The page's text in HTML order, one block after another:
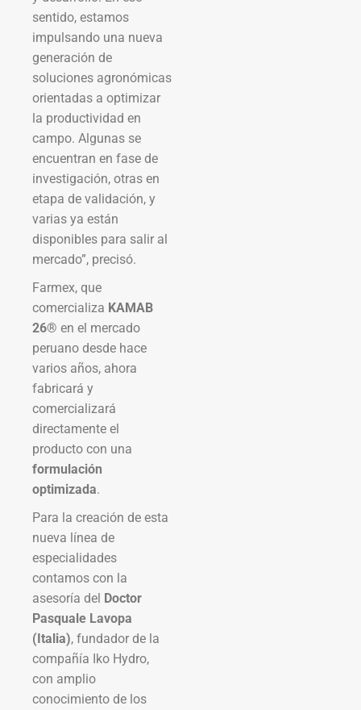
sentido, estamos
impulsando una nueva
generación de
soluciones agronómicas
orientadas a optimizar
la productividad en
campo. Algunas se
encuentran en fase de
investigación, otras en
etapa de validación, y
varias ya están
disponibles para salir al
mercado”, precisó.
Farmex, que
comercializa KAMAB
26® en el mercado
peruano desde hace
varios años, ahora
fabricará y
comercializará
directamente el
producto con una
formulación
optimizada.
Para la creación de esta
nueva línea de
especialidades
contamos con la
asesoría del Doctor
Pasquale Lavopa
(Italia), fundador de la
compañía Iko Hydro,
con amplio
conocimiento de los